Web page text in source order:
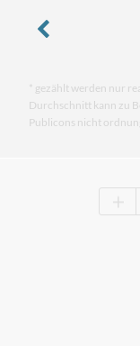
* gezählt werden nur
Durchschnitt kann zu
Publicons nicht